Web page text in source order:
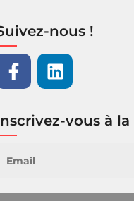
nous !
vous à